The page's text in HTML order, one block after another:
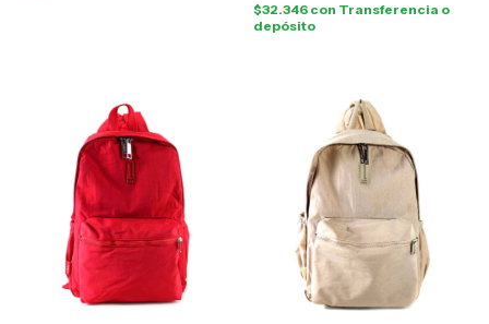
$32.346 con Transferencia o
depósito